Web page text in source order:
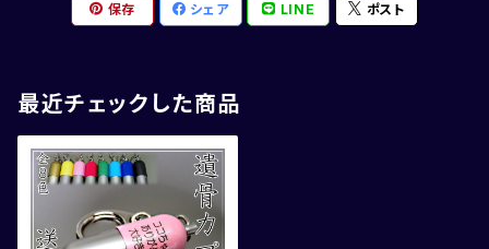
保存 シェア LINE ポスト
最近チェックした商品